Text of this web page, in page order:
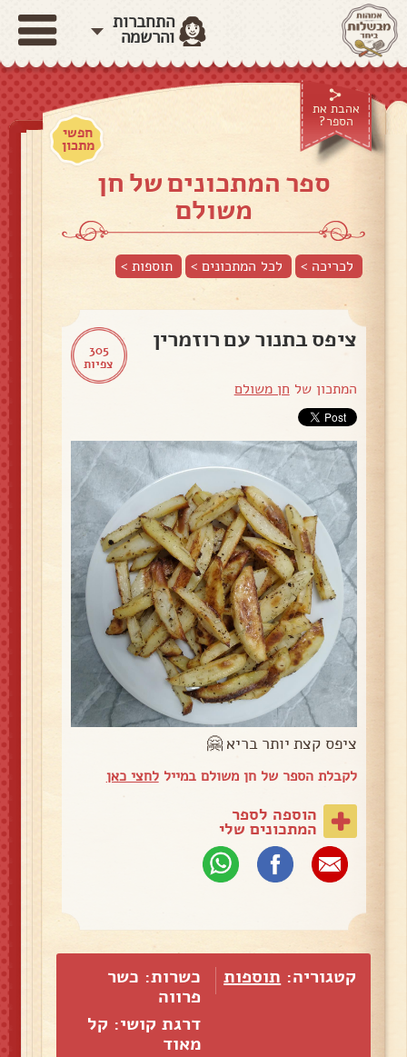
התחברות
והרשמה
אהבת את
הספר?
חפשי
מתכון
ספר המתכונים של חן
משולם
לכריכה > לכל המתכונים > תוספות>
305
צפיות
ציפס בתנור עם רוזמרין
המתכון של חן משולם
ציפס קצת יותר בריא 🤗
לקבלת הספר של חן משולם במייללחצי כאן
הוספה לספר
המתכונים שלי
קטגוריה: תוספות
כשרות: כשר
פרווה
דרגת קושי: קל
מאוד